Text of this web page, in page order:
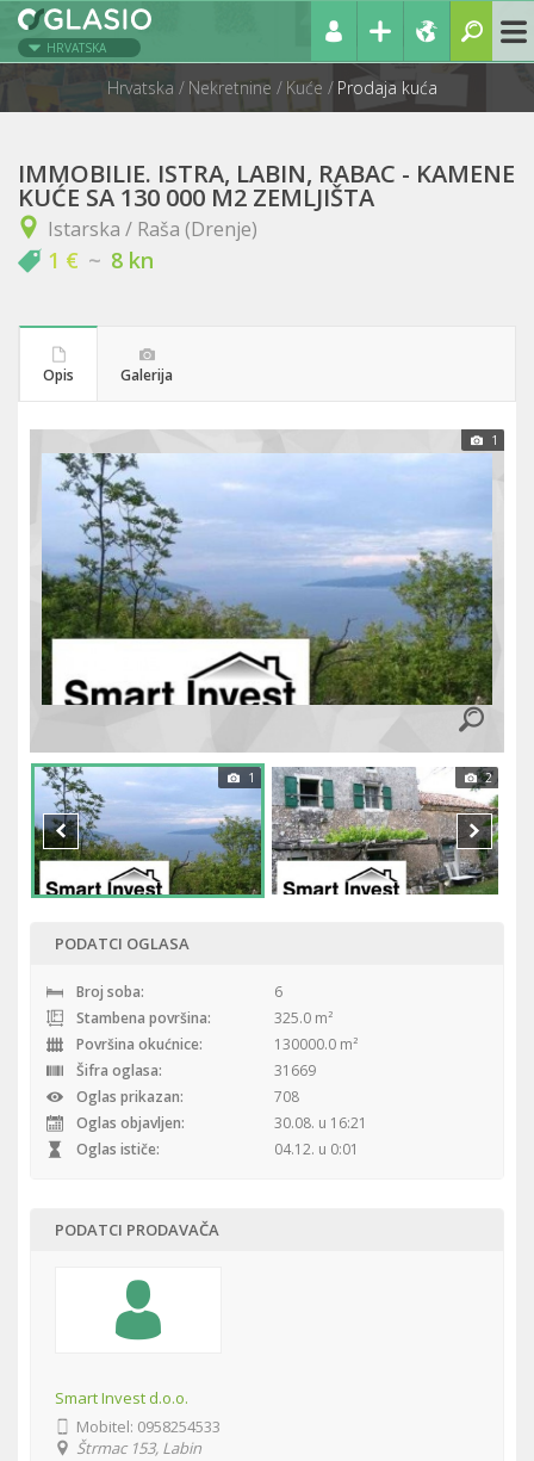
HRVATSKA
Hrvatska Nekretnine Kuće Prodaja kuća
IMMOBILIE. ISTRA, LABIN, RABAC - KAMENE
KUĆE SA 130 000 M2 ZEMLJIŠTA
Istarska / Raša (Drenje)
1 € ~ 8 kn
Opis Galerija
1
1 2
PODATCI OGLASA
Broj soba:
6
Stambena površina:
325.0 m²
Površina okućnice:
130000.0 m²
Šifra oglasa:
31669
Oglas prikazan:
708
Oglas objavljen:
30.08. u 16:21
Oglas ističe:
04.12. u 0:01
PODATCI PRODAVAČA
Smart Invest d.o.o.
Mobitel: 0958254533
Štrmac 153, Labin